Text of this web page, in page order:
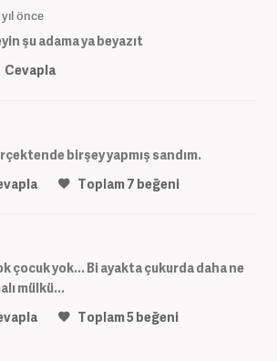
önce
şu adama ya beyazıt
Cevapla
birşey yapmış sandım.
Toplam7 beğeni
çocuk yok... Bi ayakta çukurda daha ne
mülkü...
Toplam5beğeni